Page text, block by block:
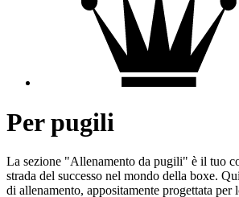
Per pugili
La sezione "Allenamento da pugili" è il tuo
strada del successo nel mondo della boxe.
di allenamento, appositamente progettata